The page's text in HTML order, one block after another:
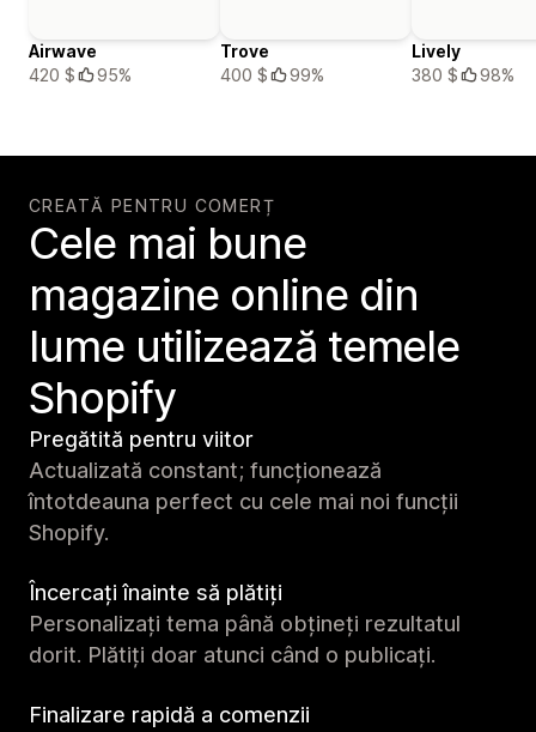
Airwave
420 $
95%
Trove
400 $
99%
Lively
380 $
98%
CREATĂ PENTRU COMERȚ
Cele mai bune
magazine online din
lume utilizează temele
Shopify
Pregătită pentru viitor
Actualizată constant; funcționează
întotdeauna perfect cu cele mai noi funcții
Shopify.
Încercați înainte să plătiți
Personalizați tema până obțineți rezultatul
dorit. Plătiți doar atunci când o publicați.
Finalizare rapidă a comenzii